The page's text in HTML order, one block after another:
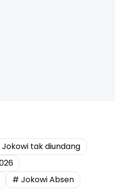
tak diundang
# Jokowi Absen